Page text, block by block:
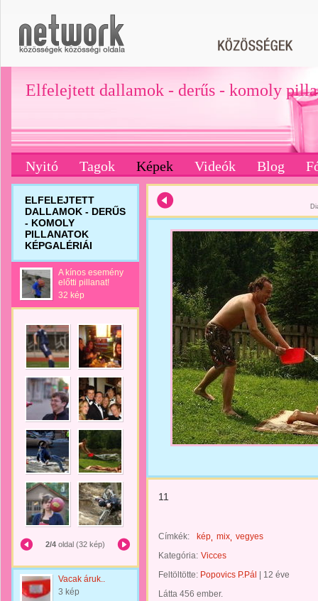
Elfelejtett dallamok - derűs - komoly
Nyitó Tagok Képek Videók Blog
ELFELEJTETT
DALLAMOK - DERŰS
- KOMOLY
PILLANATOK
KÉPGALÉRIÁI
A kínos esemény
előtti pillanat!
32 kép
2/4 oldal (32 kép)
Vacak áruk..
3 kép
11
Címkék: kép mix vegyes
Kategória: Vicces
Feltöltötte: Popovics P.Pál
12 éve
Látta 456 ember.